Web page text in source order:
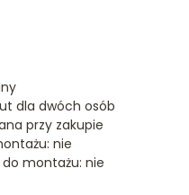
dla dwóch osób
przy zakupie
nie
montażu: nie